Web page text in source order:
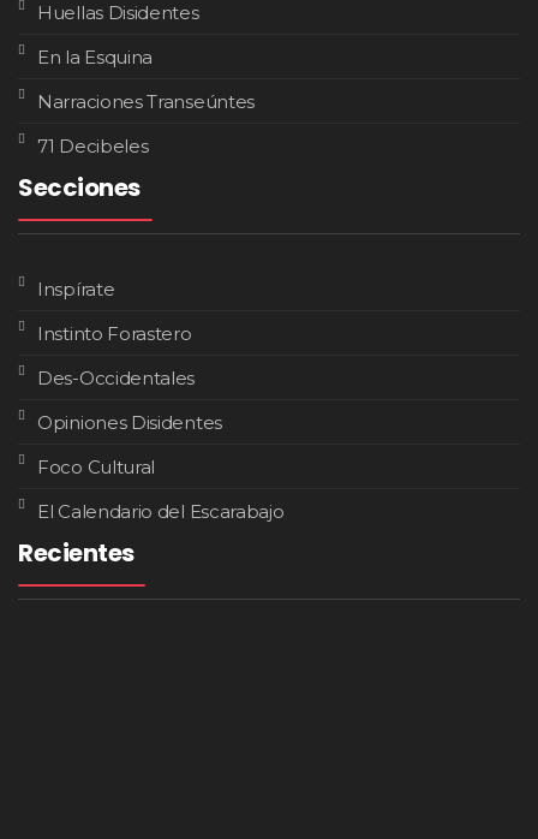
Huellas Disidentes
En la Esquina
Narraciones Transeúntes
71 Decibeles
Secciones
Inspírate
Instinto Forastero
Des-Occidentales
Opiniones Disidentes
Foco Cultural
El Calendario del Escarabajo
Recientes